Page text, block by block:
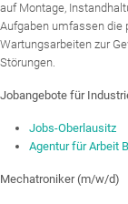
auf Montage,
Aufgaben umfassen die
Wartungsarbeiten zur
Störungen.
Jobangebote für
Jobs-Oberlausitz
Agentur für Arbeit
Mechatroniker (m/w/d)